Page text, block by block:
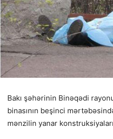
Bakı şəhərinin Binəqədi
binasının beşinci
mənzilin yanar